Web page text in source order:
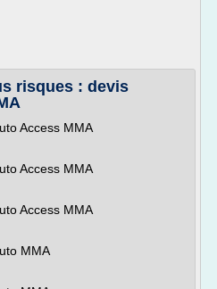
risques : devis
Access MMA
Access MMA
Access MMA
MMA